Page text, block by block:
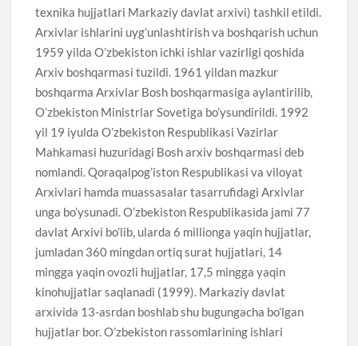
texnika hujjatlari Markaziy davlat arxivi) tashkil etildi.
Arxivlar ishlarini uyg’unlashtirish va boshqarish uchun
1959 yilda O’zbekiston ichki ishlar vazirligi qoshida
Arxiv boshqarmasi tuzildi. 1961 yildan mazkur
boshqarma Arxivlar Bosh boshqarmasiga aylantirilib,
O’zbekiston Ministrlar Sovetiga bo’ysundirildi. 1992
yil 19 iyulda O’zbekiston Respublikasi Vazirlar
Mahkamasi huzuridagi Bosh arxiv boshqarmasi deb
nomlandi. Qoraqalpog’iston Respublikasi va viloyat
Arxivlari hamda muassasalar tasarrufidagi Arxivlar
unga bo’ysunadi. O’zbekiston Respublikasida jami 77
davlat Arxivi bo’lib, ularda 6 millionga yaqin hujjatlar,
jumladan 360 mingdan ortiq surat hujjatlari, 14
mingga yaqin ovozli hujjatlar, 17,5 mingga yaqin
kinohujjatlar saqlanadi (1999). Markaziy davlat
arxivida 13-asrdan boshlab shu bugungacha bo’lgan
hujjatlar bor. O’zbekiston rassomlarining ishlari